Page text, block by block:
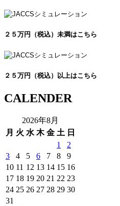
２５万円（税込）未満はこちら
２５万円（税込）以上はこちら
CALENDER
2026年8月
月 火 水 木 金 土 日
1
2
3
4 5 6 7 8
9
10 11 12 13 14 15 16
17 18 19 20 21 22 23
24 25 26 27 28 29 30
31